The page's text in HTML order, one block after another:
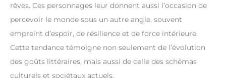
rêves. Ces personnages leur donnent aussi l’occasion de
percevoir le monde sous un autre angle, souvent
empreint d’espoir, de résilience et de force intérieure.
Cette tendance témoigne non seulement de l’évolution
des goûts littéraires, mais aussi de celle des schémas
culturels et sociétaux actuels.